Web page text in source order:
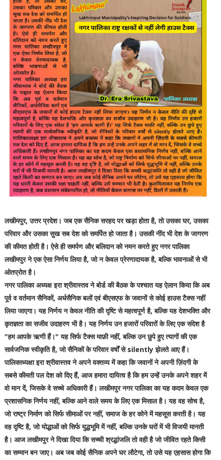
लखीमपुर, उत्तर प्रदेश। जब एक सैनिक सरहद पर खड़ा होता है, तो उसका घर, उसका
परिवार और उसका सुख सब देश को समर्पित हो जाता है। उसकी नींद भी देश के जागरण
की कीमत होती है। ऐसे ही समर्पण और बलिदान को नमन करते हुए नगर पालिका
लखीमपुर ने एक ऐसा निर्णय लिया है, जो न केवल प्रेरणादायक है, बल्कि भावनाओं से भी
ओतप्रोत है।
नगर पालिका अध्यक्ष इरा श्रीवास्तव ने बोर्ड की बैठक के पश्चात यह ऐलान किया कि अब
पूर्व व वर्तमान सैनिकों, अर्धसैनिक बलों एवं बीएसएफ के जवानों से कोई हाउस टैक्स नहीं
लिया जाएगा। यह निर्णय न केवल नीति की दृष्टि से महत्वपूर्ण है, बल्कि यह देशभक्ति और
कृतज्ञता का सजीव उदाहरण भी है। यह निर्णय उन हजारों परिवारों के लिए एक संदेश है
"हम आपके ऋणी हैं।" यह सिर्फ टैक्स माफ़ी नहीं, बल्कि उन छुपे हुए त्यागों की एक
सार्वजनिक स्वीकृति है, जो सैनिकों के परिवार वर्षों से silently झेलते आए हैं।
पालिकाध्यक्षा इरा श्रीवास्तव ने अपने वक्तव्य में कहा कि जवानों ने अपनी ज़िंदगी के
सबसे कीमती पल देश को दिए हैं, आज हमारा दायित्व है कि हम उन्हें उनके अपने शहर में
वो मान दें, जिसके वे सच्चे अधिकारी हैं। लखीमपुर नगर पालिका का यह कदम केवल एक
प्रशासनिक निर्णय नहीं, बल्कि आने वाले समय के लिए एक मिसाल है। यह वह सोच है,
जो राष्ट्र निर्माण को सिर्फ सीमाओं पर नहीं, समाज के हर कोने में महसूस करती है। यह
वह दृष्टि है, जो योद्धाओं को सिर्फ युद्धभूमि में नहीं, बल्कि उनके घरों में भी विजयी मानती
है। आज लखीमपुर ने दिखा दिया कि सच्ची श्रद्धांजलि तो वही है जो जीवित रहते किसी
का सम्मान बन जाए। अब जब कोई सैनिक अपने घर लौटेगा, तो उसे यह एहसास होगा कि